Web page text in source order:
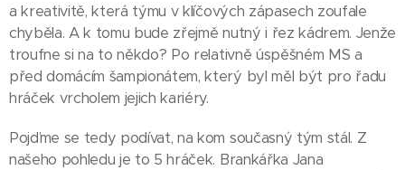
a kreativitě, která týmu v klíčových zápasech zoufale
chyběla. A k tomu bude zřejmě nutný i řez kádrem. Jenže
troufne si na to někdo? Po relativně úspěšném MS a
před domácím šampionátem, který byl měl být pro řadu
hráček vrcholem jejich kariéry.
Pojďme se tedy podívat, na kom současný tým stál. Z
našeho pohledu je to 5 hráček. Brankářka Jana